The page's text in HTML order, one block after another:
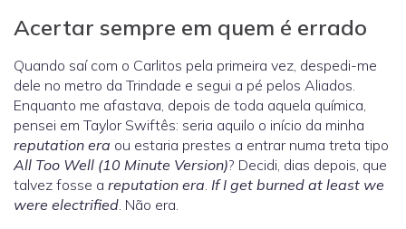
Acertar sempre em quem é errado
Quando saí com o Carlitos pela primeira vez, despedi-me
dele no metro da Trindade e segui a pé pelos Aliados.
Enquanto me afastava, depois de toda aquela química,
pensei em Taylor Swiftês: seria aquilo o início da minha
reputation era ou estaria prestes a entrar numa treta tipo
All Too Well (10 Minute Version)? Decidi, dias depois, que
talvez fosse a reputation era. If I get burned at least we
were electrified. Não era.